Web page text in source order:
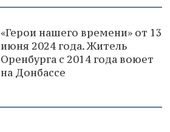
«Герои нашего времени» от 13
июня 2024 года. Житель
Оренбурга с 2014 года воюет
на Донбассе